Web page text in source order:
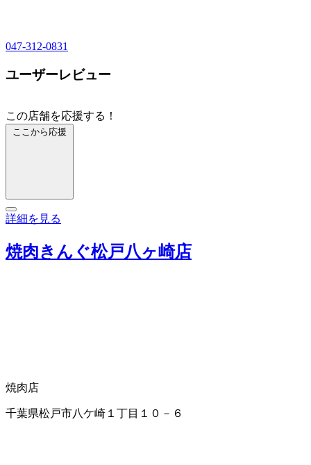
047-312-0831
ユーザーレビュー
この店舗を応援する！
ここから応援
詳細を見る
焼肉きんぐ松戸八ヶ崎店
焼肉店
千葉県松戸市八ケ崎１丁目１０－６